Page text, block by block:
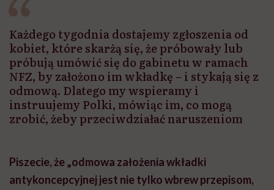
Każdego tygodnia dostajemy zgłoszenia od
kobiet, które skarżą się, że próbowały lub
próbują umówić się do gabinetu w ramach
NFZ, by założono im wkładkę – i stykają się z
odmową. Dlatego my wspieramy i
instruujemy Polki, mówiąc im, co mogą
zrobić, żeby przeciwdziałać naruszeniom
Piszecie, że „odmowa założenia wkładki
antykoncepcyjnej jest nie tylko wbrew przepisom,